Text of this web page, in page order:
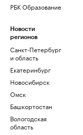
РБК Образование
Новости
регионов
Санкт-Петербург
и область
Екатеринбург
Новосибирск
Омск
Башкортостан
Вологодская
область